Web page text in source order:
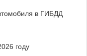
в ГИБДД
году